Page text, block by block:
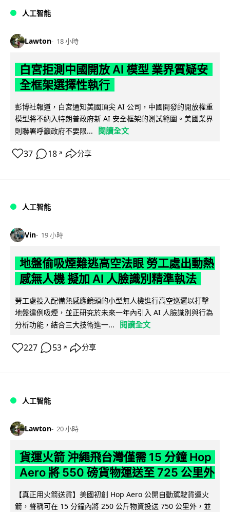
人工智能
Lawton 18 小時
白宮拒測中國開放 AI 模型 業界質疑安
全框架選擇性執行
彭博社報道，白宮通知美國頂尖 AI 公司，中國開發的開放權重
模型將不納入特朗普政府新 AI 安全框架的測試範圍。美國業界
則聯署呼籲政府不要限...
閱讀全文
37 18 ↗ 分享
人工智能
Vin 19 小時
地盤偷吸煙難逃高空法眼 勞工處出動熱
感無人機 擬加 AI 人臉識別精準執法
勞工處投入配備熱感應鏡頭的小型無人機進行高空巡邏以打擊
地盤違例吸煙，並正研究於未來一年內引入 AI 人臉識別與行為
分析功能，結合三大技術進一...
閱讀全文
227 53 ↗ 分享
人工智能
Lawton 20 小時
貨運火箭 沖繩飛台灣僅需 15 分鐘 Hop
Aero 將 550 磅貨物運送至 725 公里外
【真正用火箭送貨】美國初創 Hop Aero 公開自動駕駛貨運火
箭，聲稱可在 15 分鐘內將 250 公斤物資投送 750 公里外，並